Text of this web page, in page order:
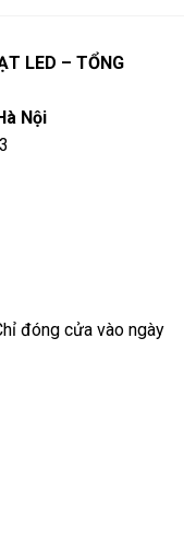
LED – TỔNG
Nội
đóng cửa vào ngày